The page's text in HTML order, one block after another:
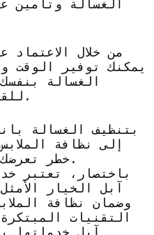
الغسالة وتأمين
من خلال الاعتماد
يمكنك توفير الوقت
الغسالة
للقيام بأنشطة أخرى مهمة.
بتنظيف الغسالة
إلى نظافة
خطر تعرضك للبكتيريا والجراثيم.
باختصار، تعتبر
آبل الخيار
وضمان نظافة
التقنيات
آبل خدماتها